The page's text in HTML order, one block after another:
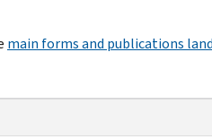
main forms and publications